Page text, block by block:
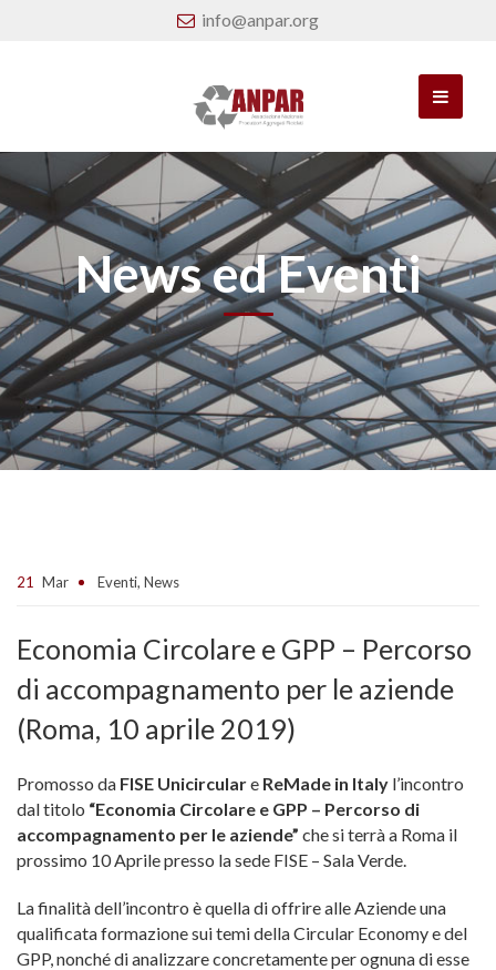
info@anpar.org
News ed Eventi
21 Mar Eventi, News
Economia Circolare e GPP – Percorso
di accompagnamento per le aziende
(Roma, 10 aprile 2019)
Promosso da FISE Unicirculare ReMade in Italy l’incontro
dal titolo “Economia Circolare e GPP – Percorso di
accompagnamento per le aziende” che si terrà a Roma il
prossimo 10 Aprile presso la sede FISE – Sala Verde.
La finalità dell’incontro è quella di offrire alle Aziende una
qualificata formazione sui temi della Circular Economy e del
GPP, nonché di analizzare concretamente per ognuna di esse